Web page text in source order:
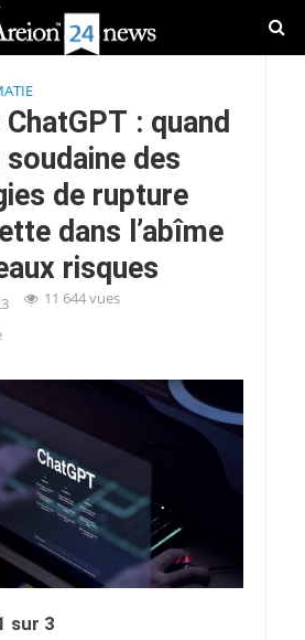
: quand
soudaine des
de rupture
dans l’abîme
risques
11 644 vues
sur 3